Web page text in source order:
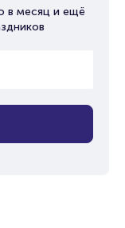
в месяц и ещё